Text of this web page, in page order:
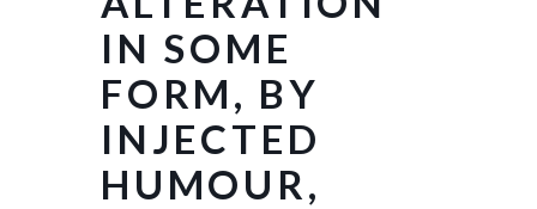
IN SOME
FORM, BY
INJECTED
HUMOUR,